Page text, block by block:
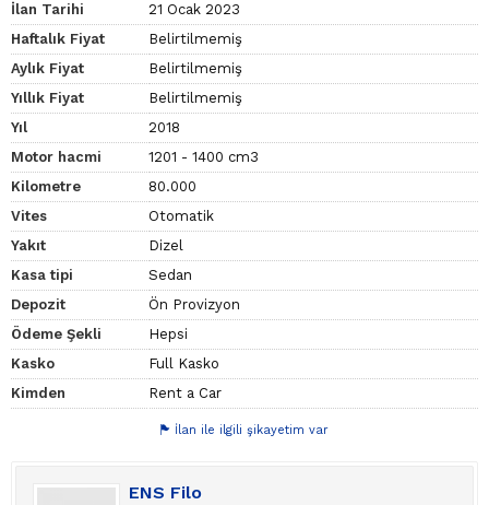
İlan Tarihi
21 Ocak 2023
Haftalık Fiyat
Belirtilmemiş
Aylık Fiyat
Belirtilmemiş
Yıllık Fiyat
Belirtilmemiş
Yıl
2018
Motor hacmi
1201 - 1400 cm3
Kilometre
80.000
Vites
Otomatik
Yakıt
Dizel
Kasa tipi
Sedan
Depozit
Ön Provizyon
Ödeme Şekli
Hepsi
Kasko
Full Kasko
Kimden
Rent a Car
İlan ile ilgili şikayetim var
ENS Filo